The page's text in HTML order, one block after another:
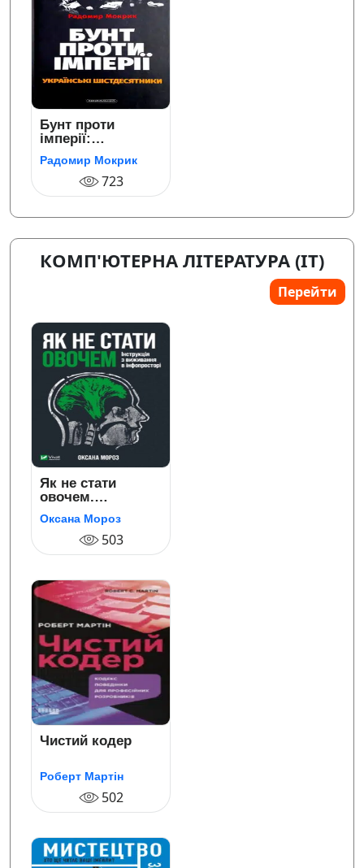
Бунт проти
імперії:
українські
шістдесятники
Радомир Мокрик
723
КОМП'ЮТЕРНА ЛІТЕРАТУРА (IT)
Перейти
Як не стати
овочем.
Інструкція з
виживання в
інфопросторі
Оксана Мороз
503
Чистий кодер
Роберт Мартін
502